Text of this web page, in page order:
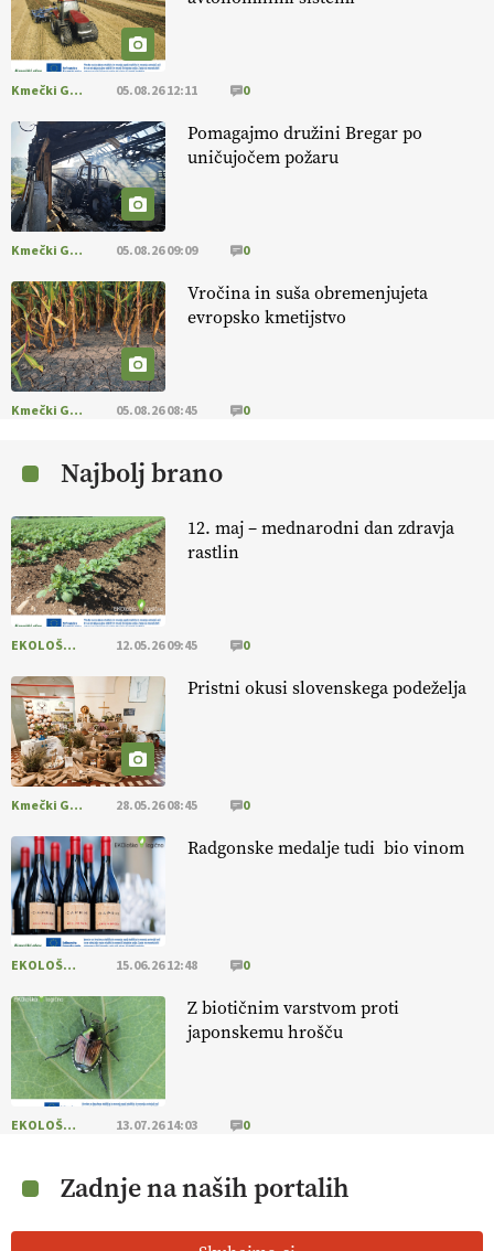
EKOloško = logično: ekološko oljarstvo
MORGAN
EKOloško = logično: ekološka kmetija
FREŠER
KMETIJSKA LIGA PRVAKOV: POMLADITEV
KMETIJSKE EKIPE
KMETIJSKA LIGA PRVAKOV: UKRAJINA vs.
EVROPA
EKOloško = logično: ekološka kmetija
B'ZGAR
EKOloško = logično: VLOG Okus je
EKOloško = logično: ekološka kmetija PR'
RAKARI
EKOloško = logično: vinogradniško in
vinarsko posestvo DUCAL
Kmečki Glas 05.08.26 12:11 0
Pomagajmo družini Bregar po
uničujočem požaru
Kmečki Glas 05.08.26 09:09 0
Vročina in suša obremenjujeta
evropsko kmetijstvo
Kmečki Glas 05.08.26 08:45 0
Najbolj brano
12. maj – mednarodni dan zdravja
rastlin
EKOLOŠKO LOGIČNO 12.05.26 09:45 0
Pristni okusi slovenskega podeželja
Kmečki Glas 28.05.26 08:45 0
Radgonske medalje tudi bio vinom
EKOLOŠKO LOGIČNO 15.06.26 12:48 0
Z biotičnim varstvom proti
japonskemu hrošču
EKOLOŠKO LOGIČNO 13.07.26 14:03 0
Zadnje na naših portalih